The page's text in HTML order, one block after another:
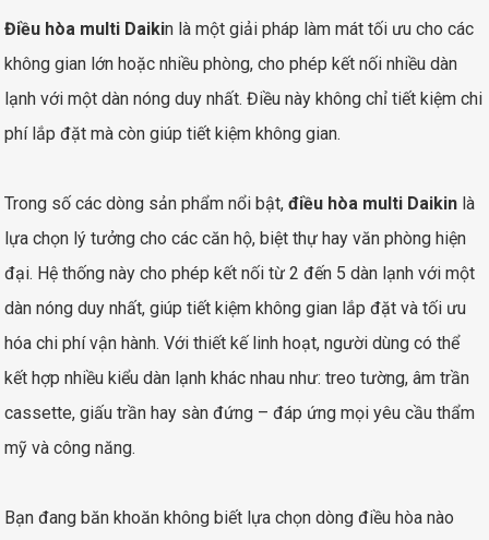
Điều hòa multi Daikin là một giải pháp làm mát tối ưu cho các
không gian lớn hoặc nhiều phòng, cho phép kết nối nhiều dàn
lạnh với một dàn nóng duy nhất. Điều này không chỉ tiết kiệm chi
phí lắp đặt mà còn giúp tiết kiệm không gian.
Trong số các dòng sản phẩm nổi bật, điều hòa multi Daikin là
lựa chọn lý tưởng cho các căn hộ, biệt thự hay văn phòng hiện
đại. Hệ thống này cho phép kết nối từ 2 đến 5 dàn lạnh với một
dàn nóng duy nhất, giúp tiết kiệm không gian lắp đặt và tối ưu
hóa chi phí vận hành. Với thiết kế linh hoạt, người dùng có thể
kết hợp nhiều kiểu dàn lạnh khác nhau như: treo tường, âm trần
cassette, giấu trần hay sàn đứng – đáp ứng mọi yêu cầu thẩm
mỹ và công năng.
Bạn đang băn khoăn không biết lựa chọn dòng điều hòa nào